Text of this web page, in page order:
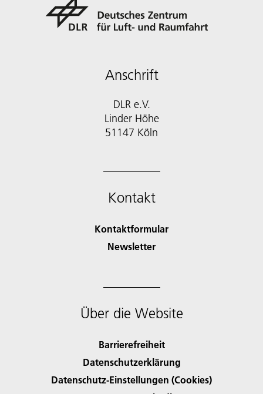
Anschrift
DLR e.V.
Linder Höhe
51147 Köln
Kontakt
Kontaktformular
Newsletter
Über die Website
Barrierefreiheit
Datenschutzerklärung
Datenschutz-Einstellungen (Cookies)